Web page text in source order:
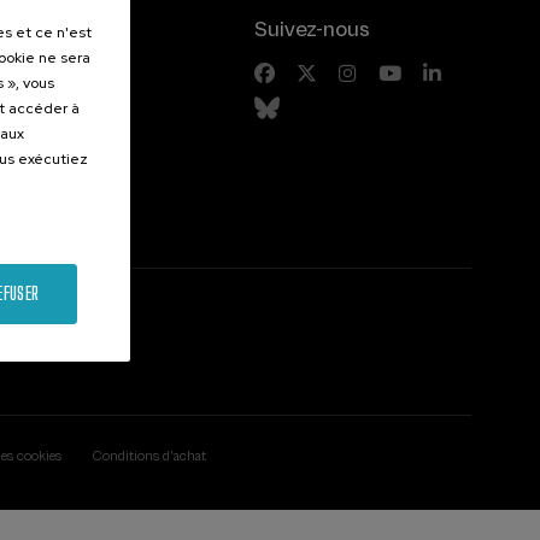
Suivez-nous
cookies Conditions d'achat
et ce n'est
ne sera
», vous
accéder à
exécutiez